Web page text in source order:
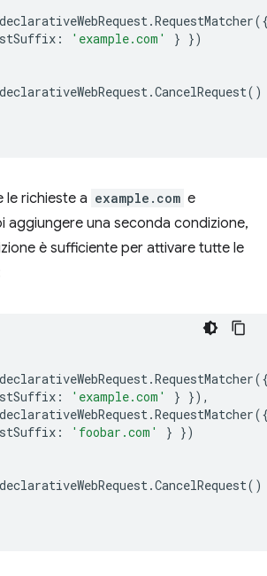
declarativeWebRequest.RequestMatcher
: 'example.com' } })
declarativeWebRequest.CancelRequest()
le richieste a example.com e
aggiungere una seconda condizione,
è sufficiente per attivare tutte le
declarativeWebRequest.RequestMatcher
: 'example.com' } }),
declarativeWebRequest.RequestMatcher
: 'foobar.com' } })
declarativeWebRequest.CancelRequest()